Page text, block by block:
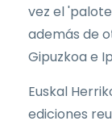
vez el
además de
Gipuzkoa e
Euskal
ediciones